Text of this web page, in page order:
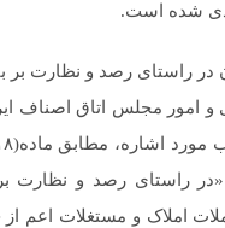
شده است.
در راستای رصد و نظارت بر
امور مجلس اتاق اصناف
راستای رصد و نظارت
املاک و مستغلات اعم